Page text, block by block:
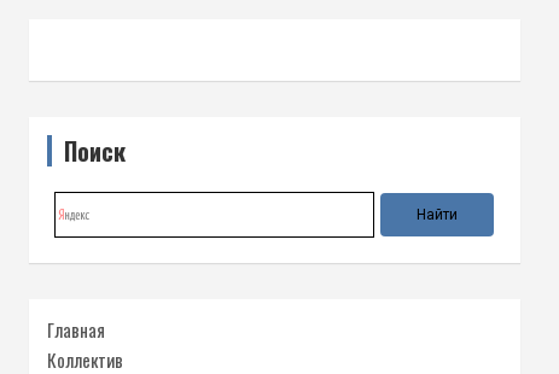
Поиск
Главная
Коллектив